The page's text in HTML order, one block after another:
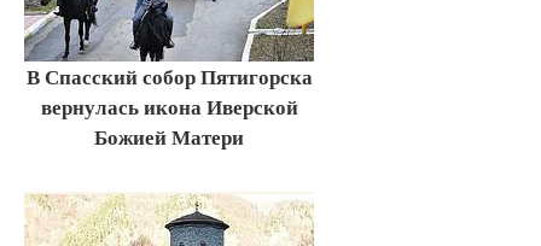
В Спасский собор Пятигорска
вернулась икона Иверской
Божией Матери